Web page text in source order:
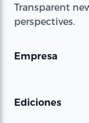
Transparent
perspectives.
Empresa
Ediciones